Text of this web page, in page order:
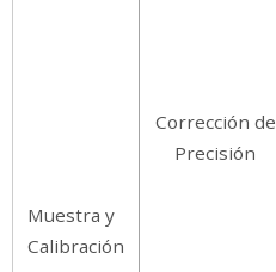
Muestra y
Calibración
Corrección de
Precisión